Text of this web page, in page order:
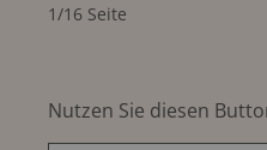
1/16 Seite
Nutzen Sie diesen